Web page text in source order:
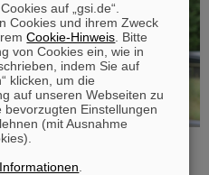
Biochemikerin Dr. Katharina
das Amt der Administrativen
auf „gsi.de“.
Cookies und ihrem Zweck
Cookie-Hinweis . Bitte
von Cookies ein, wie in
indem Sie auf
klicken, um die
auf unseren Webseiten zu
Einstellungen
(mit Ausnahme